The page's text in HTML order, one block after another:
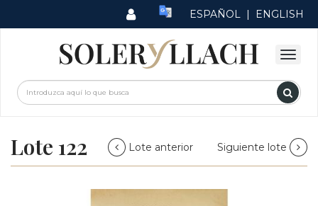
ESPAÑOL | ENGLISH
Lote 122 Lote anterior Siguiente lote